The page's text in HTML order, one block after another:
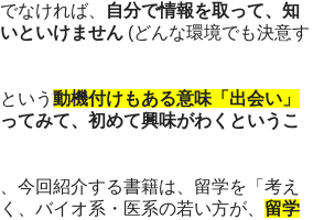
なければ、
自分で情報を取って、知
といけません (どんな環境でも決意す
いう 動機付けもある意味「出会い」
てみて、初めて興味がわくというこ
今回紹介する書籍は、留学を「考え
、バイオ系・医系の若い方が、 留学